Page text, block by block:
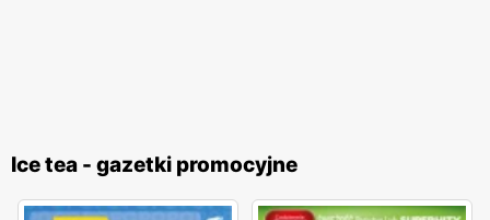
Ice tea - gazetki promocyjne